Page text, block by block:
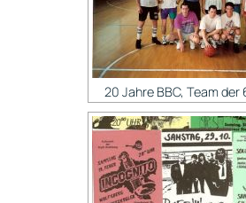
20 Jahre BBC, Team der